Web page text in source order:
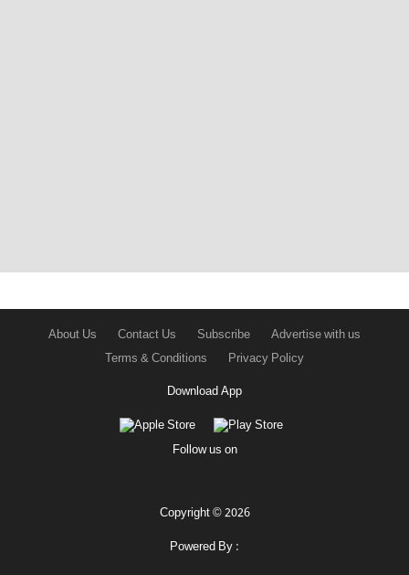
About Us Contact Us Subscribe
Advertise with us
Terms & Conditions
Privacy Policy
Download App
Follow us on
Copyright © 2026
Powered By :